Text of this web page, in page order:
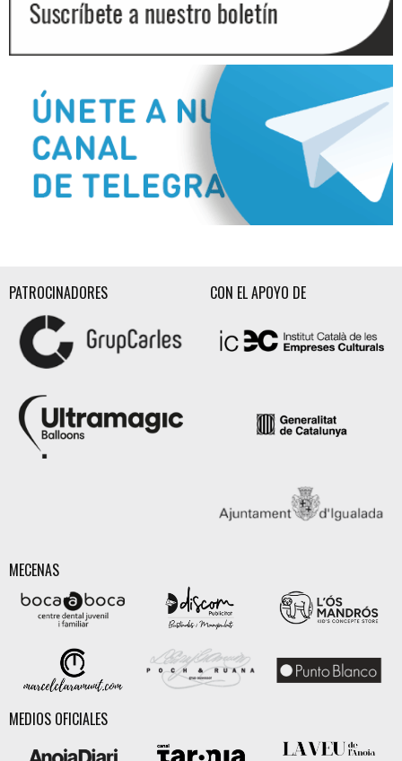
PATROCINADORES CON EL APOYO DE
MECENAS
MEDIOS OFICIALES